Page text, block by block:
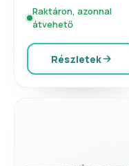
Raktáron, azonnal
átvehető
Részletek